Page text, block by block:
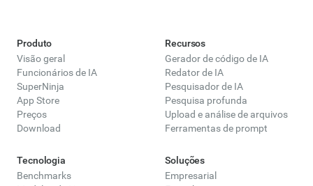
Produto
Visão geral
Funcionários de IA
SuperNinja
App Store
Preços
Download
Recursos
Gerador de código de IA
Redator de IA
Pesquisador de IA
Pesquisa profunda
Upload e análise de arquivos
Ferramentas de prompt
Tecnologia
Benchmarks
Soluções
Empresarial